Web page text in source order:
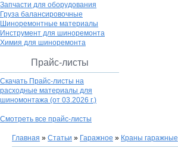
Запчасти для оборудования
Груза балансировочные
Шиноремонтные материалы
Инструмент для шиноремонта
Химия для шиноремонта
Прайс-листы
Скачать Прайс-листы на
расходные материалы для
шиномонтажа (от 03.2026 г.)
Смотреть все прайс-листы
Главная » Статьи » Гаражное » Краны гаражные